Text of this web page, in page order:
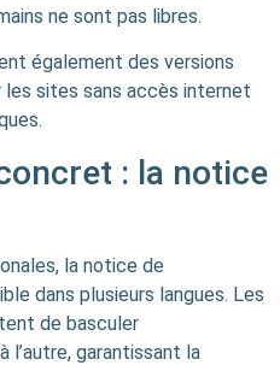
ne sont pas libres.
également des versions
les sites sans accès internet
: la notice
la notice de
dans plusieurs langues. Les
de basculer
l’autre, garantissant la